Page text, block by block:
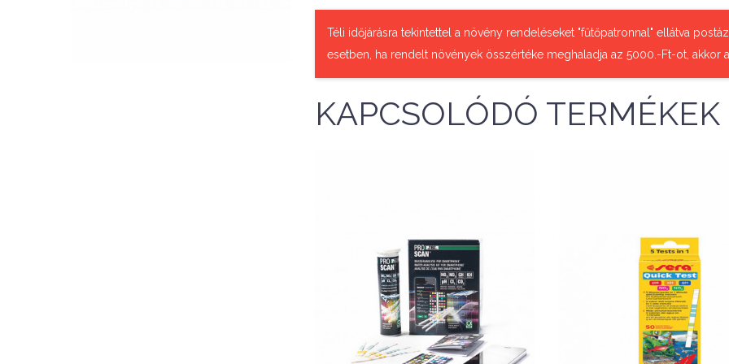
Téli időjárásra tekintettel a növény rendeléseket "fűtőpatronnal" ellátva
esetben, ha rendelt növények összértéke meghaladja az 5000.-Ft-ot, akkor
KAPCSOLÓDÓ TERMÉKEK
Nettó ár: 6,528 Ft
JBL ProScan tesztek
okostelefonhoz
Nettó ár: 5,819 Ft
Sera Quick Test 5 in